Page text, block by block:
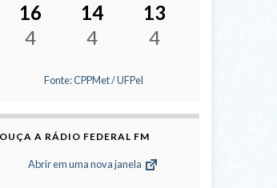
16
4
14
4
13
4
Fonte: CPPMet / UFPel
OUÇA A RÁDIO FEDERAL FM
Abrir em uma nova janela